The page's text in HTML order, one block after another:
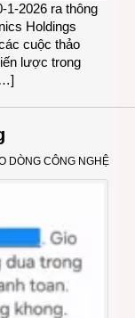
1-2026 ra thông
Holdings
cuộc thảo
lược trong
DÒNG CÔNG NGHỆ